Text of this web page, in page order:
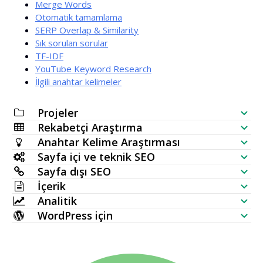
Merge Words
Otomatik tamamlama
SERP Overlap & Similarity
Sık sorulan sorular
TF-IDF
YouTube Keyword Research
İlgili anahtar kelimeler
Projeler
SEO Kontrol Listesi
Rekabetçi Araştırma
Web Sitesi Görünürlük Kontrolü
SERP Analizörü
Anahtar Kelime Araştırması
Anahtar Kelime Üretici
Toplu Arama Hacmi Kontrolü
Anahtar Kelime Fikirleri (Canlı veri)
Sayfa içi ve teknik SEO
SEO Denetimi
Anahtar Kelime Konumlandırma
HTTP İsteği
Sayfa dışı SEO
Backlink Kontrolü
En Çok Bağlantı Alan Sayfalar
İçerik
Yapay Zeka Makale Üretici
Analitik
Anahtar Kelime Sıra Kontrolü
WordPress için
Çoklu WordPress Teması